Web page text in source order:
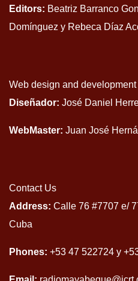
Editors: Beatriz Barranco
Domínguez y Rebeca Díaz
Web design and development
Diseñador: José Daniel
WebMaster: Juan José
Contact Us
Address: Calle 76 #7707 e/
Cuba
Phones: +53 47 522724 y